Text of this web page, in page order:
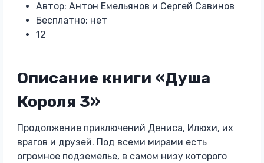
Автор: Антон Емельянов и Сергей Савинов
Бесплатно: нет
12
Описание книги «Душа
Короля 3»
Продолжение приключений Дениса, Илюхи, их
врагов и друзей. Под всеми мирами есть
огромное подземелье, в самом низу которого